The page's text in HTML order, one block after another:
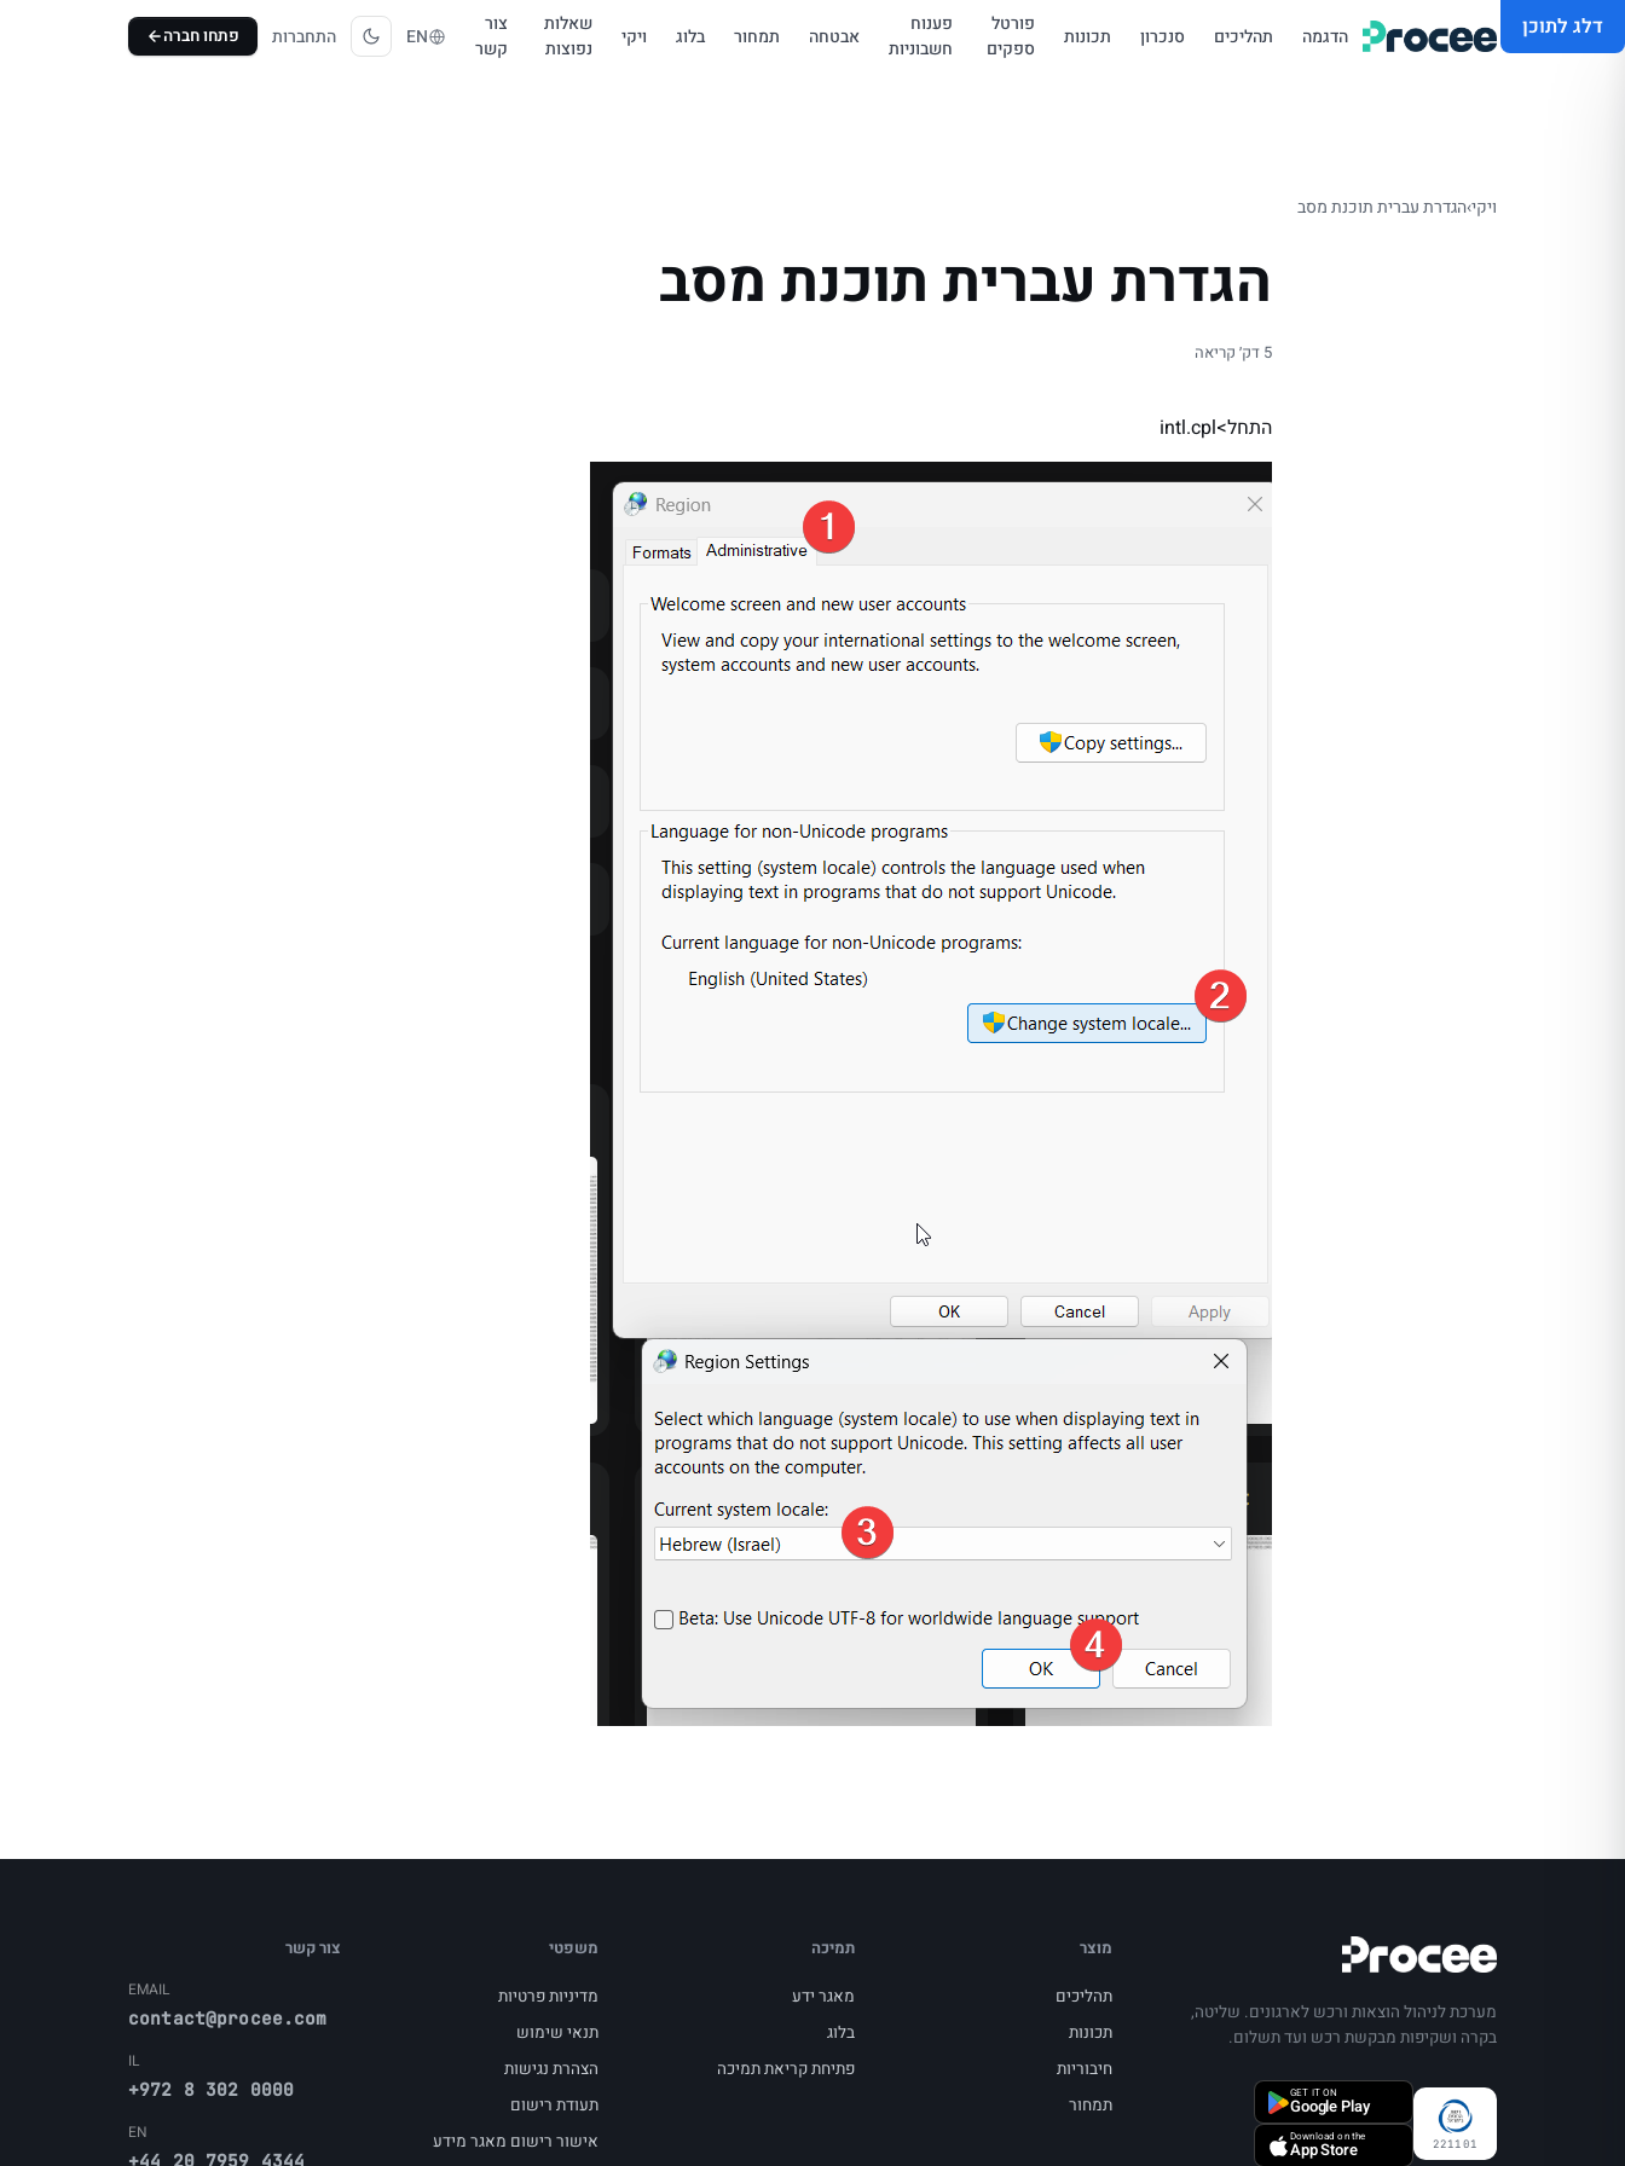
דלג לתוכן הדגמה תהליכים סנכרון תכונות
פורטל
ספקים
פענוח
חשבוניות
אבטחה תמחור בלוג ויקי
שאלות
נפוצות
צור
קשר
EN התחברות פתחו חברה
ויקי›הגדרת עברית תוכנת מסב
הגדרת עברית תוכנת מסב
5 דק׳ קריאה
התחל>intl.cpl
מערכת לניהול הוצאות ורכש לארגונים. שליטה,
בקרה ושקיפות מבקשת רכש ועד תשלום.
221101
GET IT ON
Google Play
Download on the
App Store
מוצר
תהליכים
תכונות
חיבוריות
תמחור
תמיכה
מאגר ידע
בלוג
פתיחת קריאת תמיכה
משפטי
מדיניות פרטיות
תנאי שימוש
הצהרת נגישות
תעודת רישום
אישור רישום מאגר מידע
צור קשר
EMAIL
contact@procee.com
IL
+972 8 302 0000
EN
+44 20 7959 4344